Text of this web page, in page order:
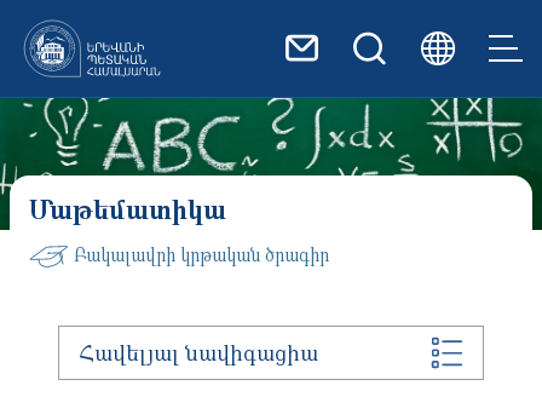
Մաթեմատիկա
Բակալավրի կրթական ծրագիր
Հավելյալ նավիգացիա